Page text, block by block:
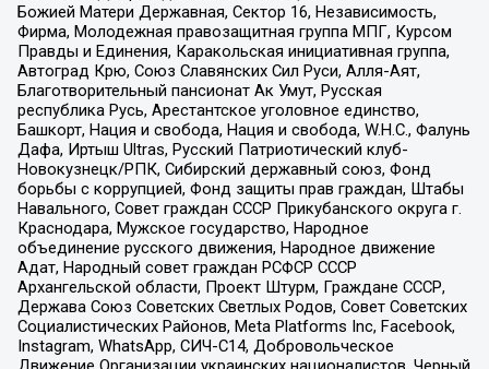
Божией Матери Державная, Сектор 16, Независимость,
Фирма, Молодежная правозащитная группа МПГ, Курсом
Правды и Единения, Каракольская инициативная группа,
Автоград Крю, Союз Славянских Сил Руси, Алля-Аят,
Благотворительный пансионат Ак Умут, Русская
республика Русь, Арестантское уголовное единство,
Башкорт, Нация и свобода, Нация и свобода, W.H.С., Фалунь
Дафа, Иртыш Ultras, Русский Патриотический клуб-
Новокузнецк/РПК, Сибирский державный союз, Фонд
борьбы с коррупцией, Фонд защиты прав граждан, Штабы
Навального, Совет граждан СССР Прикубанского округа г.
Краснодара, Мужское государство, Народное
объединение русского движения, Народное движение
Адат, Народный совет граждан РСФСР СССР
Архангельской области, Проект Штурм, Граждане СССР,
Держава Союз Советских Светлых Родов, Совет Советских
Социалистических Районов, Meta Platforms Inc, Facebook,
Instagram, WhatsApp, СИЧ-С14, Добровольческое